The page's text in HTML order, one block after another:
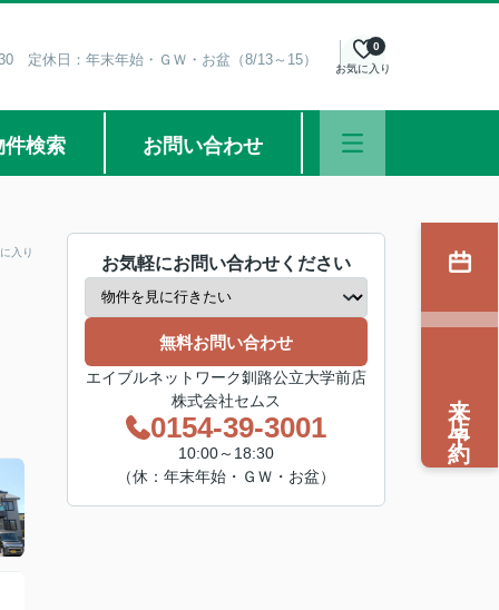
定休日：年末年始・ＧＷ・お盆（8/13～15） お気に入り
0
件検索 お問い合わせ
入り
お気軽にお問い合わせください
無料お問い合わせ
エイブルネットワーク釧路公立大学前店
株式会社セムス
0154-39-3001
10:00～18:30
（休：年末年始・ＧＷ・お盆）
来店予約